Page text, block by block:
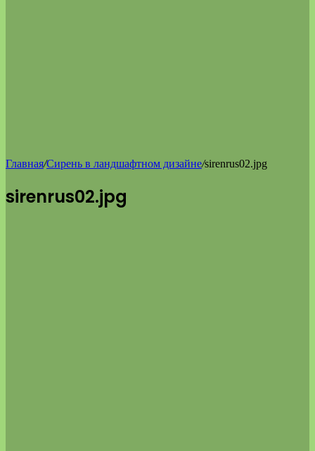
Главная/Сирень в ландшафтном дизайне/sirenrus02.jpg
sirenrus02.jpg